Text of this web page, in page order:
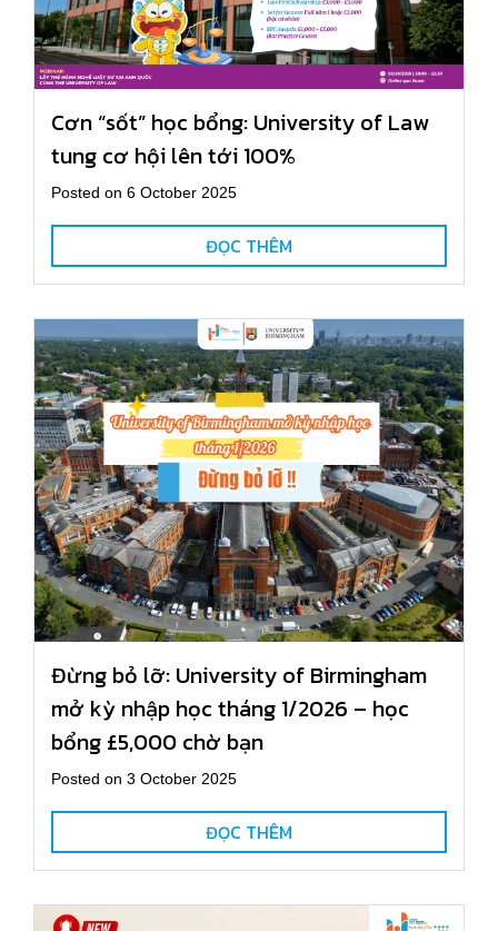
Cơn “sốt” học bổng: University of Law
tung cơ hội lên tới 100%
Posted on 6 October 2025
ĐỌC THÊM
Đừng bỏ lỡ: University of Birmingham
mở kỳ nhập học tháng 1/2026 – học
bổng £5,000 chờ bạn
Posted on 3 October 2025
ĐỌC THÊM